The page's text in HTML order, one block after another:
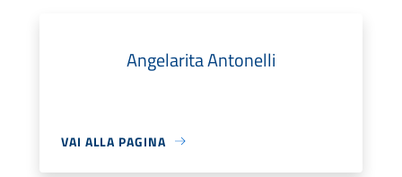
Angelarita Antonelli
VAI ALLA PAGINA